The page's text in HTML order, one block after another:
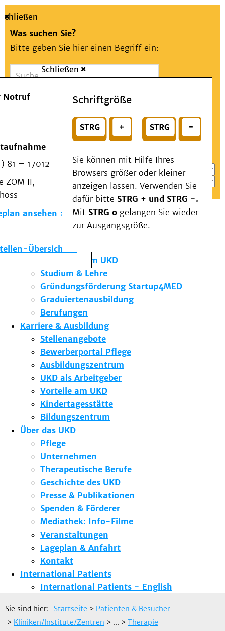
Suche
Schließen
Was suchen Sie?
Bitte geben Sie hier einen Begriff ein:
Suchen
oder
Wählen Sie ein Thema für Ihren Schnelleinstieg
Notfall
Schließen
Notruf
81 – 17012
ZOM II,
ansehen
Übersicht
Schriftgröße
Sie können mit Hilfe Ihres
Browsers größer oder kleiner
anzeigen lassen. Verwenden Sie
dafür bitte STRG + und STRG -.
Mit STRG o gelangen Sie wieder
zur Ausgangsgröße.
Menü
Patienten & Besucher
Kliniken/Institute/Zentren
Als Patient am UKD
Beratung und Unterstützung
Veranstaltungen
Kommunikation im Medizinwesen (KIM)
Notfall
Forschung & Lehre
Die Institute des UKD
Forschung am UKD
Studium & Lehre
Gründungsförderung Startup4MED
Graduiertenausbildung
Berufungen
Karriere & Ausbildung
Stellenangebote
Bewerberportal Pflege
Ausbildungszentrum
UKD als Arbeitgeber
Vorteile am UKD
Kindertagesstätte
Bildungszentrum
Über das UKD
Pflege
Unternehmen
Therapeutische Berufe
Geschichte des UKD
Presse & Publikationen
Spenden & Förderer
Mediathek: Info-Filme
Veranstaltungen
Lageplan & Anfahrt
Kontakt
International Patients
International Patients - English
Sie sind hier: Startseite > Patienten & Besucher
> Kliniken/Institute/Zentren > ... > Therapie